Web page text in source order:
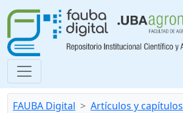
FAUBA Digital Artículos y capítulos